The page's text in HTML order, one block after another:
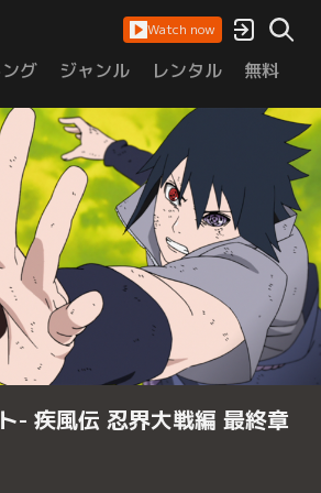
Watch now
グ ジャンル レンタル 無料
- 疾風伝 忍界大戦編 最終章